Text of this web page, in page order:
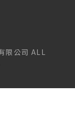
限公司 ALL